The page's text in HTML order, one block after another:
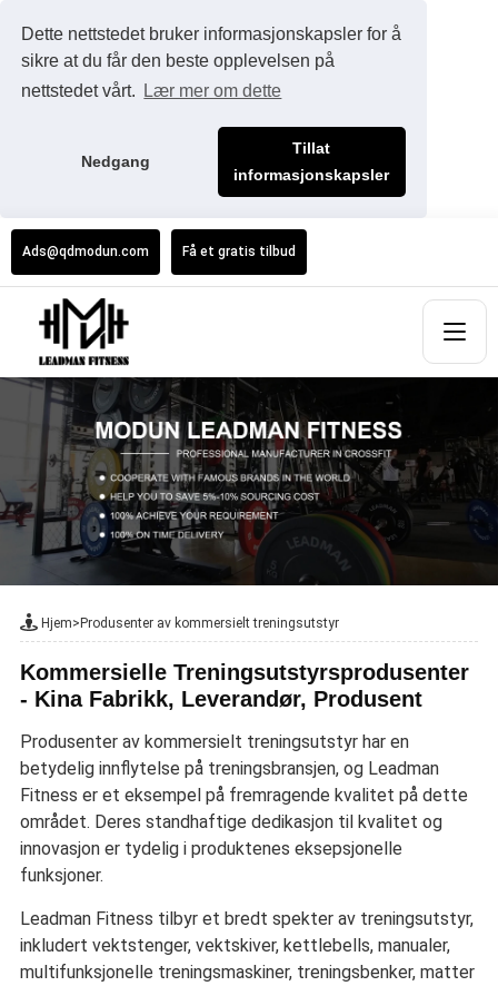
Dette nettstedet bruker informasjonskapsler for å
sikre at du får den beste opplevelsen på
nettstedet vårt.
Lær mer om dette
Nedgang
Tillat
informasjonskapsler
Ads@qdmodun.com Få et gratis tilbud
Hjem>Produsenter av kommersielt treningsutstyr
Kommersielle Treningsutstyrsprodusenter
- Kina Fabrikk, Leverandør, Produsent
Produsenter av kommersielt treningsutstyr har en
betydelig innflytelse på treningsbransjen, og Leadman
Fitness er et eksempel på fremragende kvalitet på dette
området. Deres standhaftige dedikasjon til kvalitet og
innovasjon er tydelig i produktenes eksepsjonelle
funksjoner.
Leadman Fitness tilbyr et bredt spekter av treningsutstyr,
inkludert vektstenger, vektskiver, kettlebells, manualer,
multifunksjonelle treningsmaskiner, treningsbenker, matter